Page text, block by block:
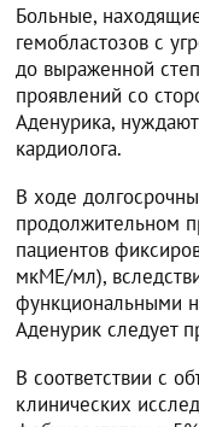
Больные,
гемобластозов с
до выраженной
проявлений со
Аденурика,
кардиолога.
В ходе
продолжительном
пациентов
мкМЕ/мл),
функциональными
Аденурик следует
В соответствии с
клинических